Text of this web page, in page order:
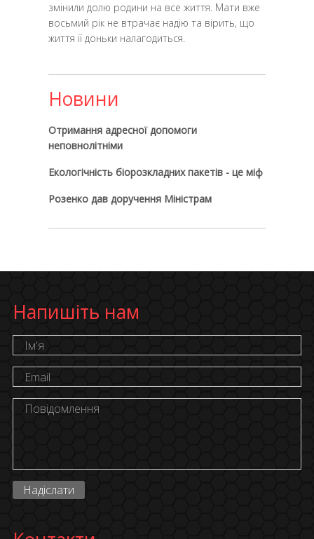
змінили долю родини на все життя. Мати вже
восьмий рік не втрачає надію та вірить, що
життя її доньки налагодиться.
Новини
Отримання адресної допомоги
неповнолітніми
Екологічність біорозкладних пакетів - це міф
Розенко дав доручення Міністрам
Напишіть нам
Надіслати